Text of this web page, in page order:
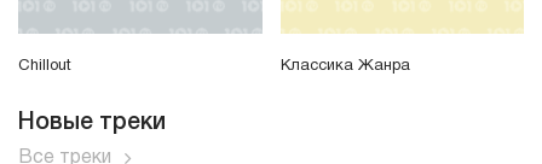
Chillout Классика Жанра
Новые треки
Все треки